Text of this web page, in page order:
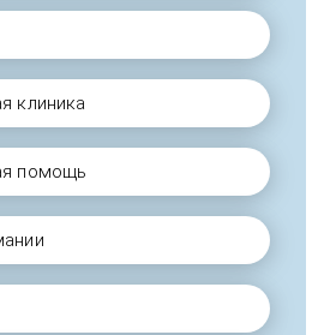
клиника
помощь